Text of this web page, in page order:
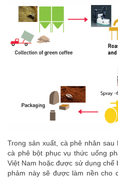
Trong sản xuất, cà phê nhân
cà phê bột phục vụ thức uống
Việt Nam hoặc được sử dụng chế
phảm này sẽ được làm nền cho